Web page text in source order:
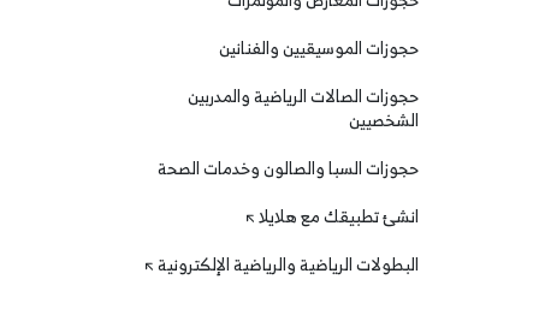
حجوزات الموسيقيين والفنانين
حجوزات الصالات الرياضية والمدربين
الشخصيين
حجوزات السبا والصالون وخدمات الصحة
انشئ تطبيقك مع هلايلا
البطولات الرياضية والرياضية الإلكترونية